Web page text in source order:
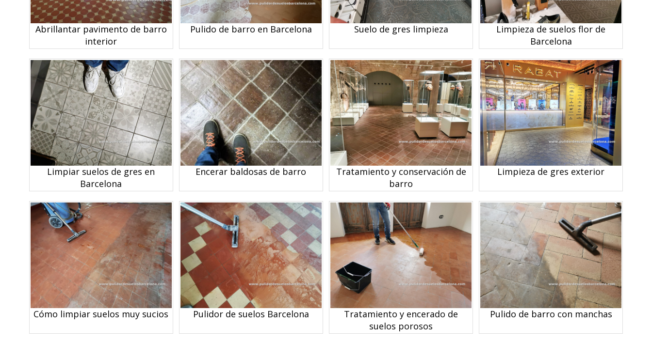
Abrillantar pavimento de barro
interior
Pulido de barro en Barcelona Suelo de gres limpieza
Limpieza de suelos flor de
Barcelona
Limpiar suelos de gres en
Barcelona
Encerar baldosas de barro
Tratamiento y conservación de
barro
Limpieza de gres exterior
Cómo limpiar suelos muy sucios Pulidor de suelos Barcelona
Tratamiento y encerado de
suelos porosos
Pulido de barro con manchas